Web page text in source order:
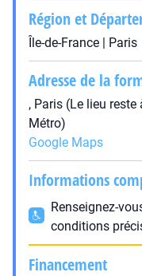
Région et
Île-de-France | Paris
Adresse de la
, Paris (Le lieu
Métro)
Google Maps
Informations
Renseignez-
conditions
Financement